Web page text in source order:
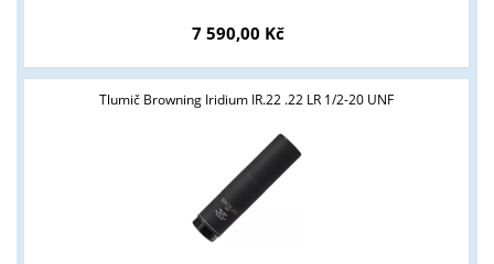
7 590,00 Kč
Tlumič Browning Iridium IR.22 .22 LR 1/2-20 UNF